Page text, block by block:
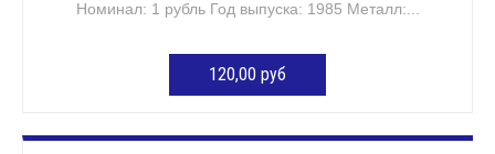
Номинал: 1 рубль Год выпуска: 1985 Металл:...
120,00 руб